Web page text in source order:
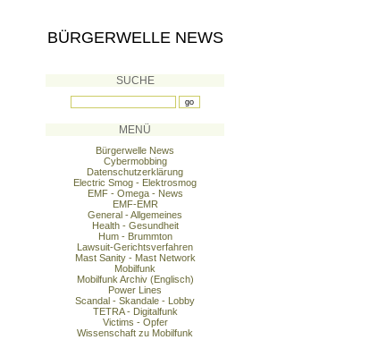
BÜRGERWELLE NEWS
SUCHE
MENÜ
Bürgerwelle News
Cybermobbing
Datenschutzerklärung
Electric Smog - Elektrosmog
EMF - Omega - News
EMF-EMR
General - Allgemeines
Health - Gesundheit
Hum - Brummton
Lawsuit-Gerichtsverfahren
Mast Sanity - Mast Network
Mobilfunk
Mobilfunk Archiv (Englisch)
Power Lines
Scandal - Skandale - Lobby
TETRA - Digitalfunk
Victims - Opfer
Wissenschaft zu Mobilfunk